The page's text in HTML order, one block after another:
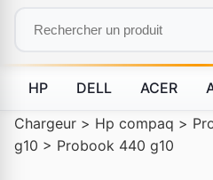
HP DELL ACER
Chargeur > Hp compaq >
g10 > Probook 440 g10